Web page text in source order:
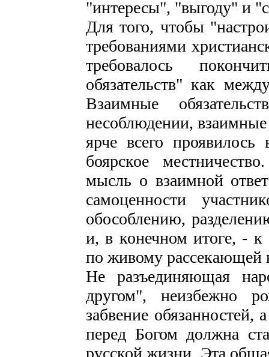
"интересы", "выгоду" и
Для того, чтобы
требованиями
требовалось
обязательств" как
Взаимные
несоблюдении,
ярче всего
боярское
мысль о взаимной
самоценности
обособлению,
и, в конечном итоге, - к
по живому рассекающей
Не разъединяющая
другом", неизбежно
забвение обязанностей,
перед Богом должна
русской жизни. Эта